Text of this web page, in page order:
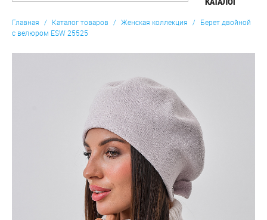
Главная / Каталог товаров / Женская коллекция / Берет двойной
с велюром ESW 25525